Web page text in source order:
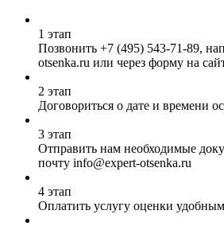
1 этап
Позвонить +7 (495) 543-71-89,
otsenka.ru или через форму на
2 этап
Договориться о дате и времени
3 этап
Отправить нам необходимые
почту info@expert-otsenka.ru
4 этап
Оплатить услугу оценки